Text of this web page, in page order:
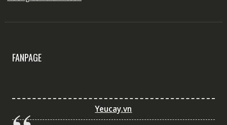
FANPAGE
Yeucay.vn